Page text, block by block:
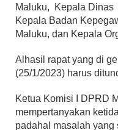
Maluku, Kepala
Kepala Badan
Maluku, dan Kepala
Alhasil rapat yang di
(25/1/2023) harus
Ketua Komisi I DPRD
mempertanyakan
padahal masalah yang